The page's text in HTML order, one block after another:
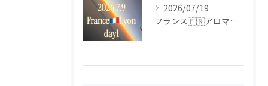
2026/07/19
フランス🇫🇷アロマ研修ツアー𝗱𝗮𝘆𝟭